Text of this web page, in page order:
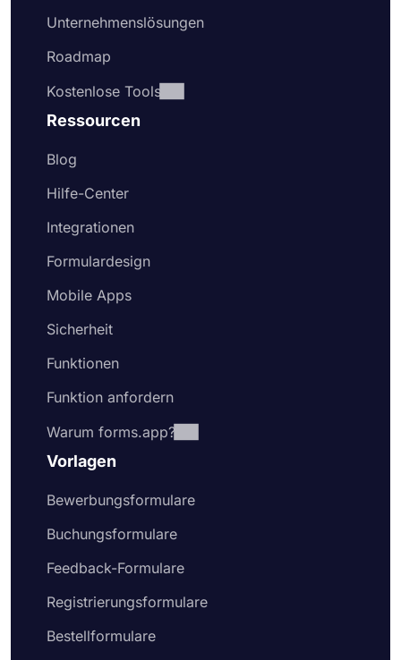
Unternehmenslösungen
Roadmap
Kostenlose Tools
Ressourcen
Blog
Hilfe-Center
Integrationen
Formulardesign
Mobile Apps
Sicherheit
Funktionen
Funktion anfordern
Warum forms.app?
Vorlagen
Bewerbungsformulare
Buchungsformulare
Feedback-Formulare
Registrierungsformulare
Bestellformulare